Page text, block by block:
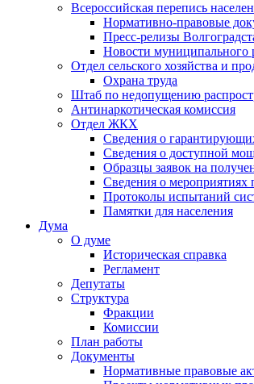
Всероссийская перепись
Нормативно-правовые
Пресс-релизы
Новости муниципального
Отдел сельского хозяйства и
Охрана труда
Штаб по недопущению
Антинаркотическая комиссия
Отдел ЖКХ
Сведения о
Сведения о доступной
Образцы заявок на
Сведения о мероприятиях
Протоколы испытаний
Памятки для населения
Дума
О думе
Историческая справка
Регламент
Депутаты
Структура
Фракции
Комиссии
План работы
Документы
Нормативные правовые